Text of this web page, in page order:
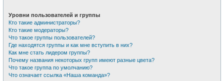
Уровни пользователей и группы
Кто такие администраторы?
Кто такие модераторы?
Что такое группы пользователей?
Где находятся группы и как мне вступить в них?
Как мне стать лидером группы?
Почему названия некоторых групп имеют разные цвета?
Что такое группа по умолчанию?
Что означает ссылка «Наша команда»?